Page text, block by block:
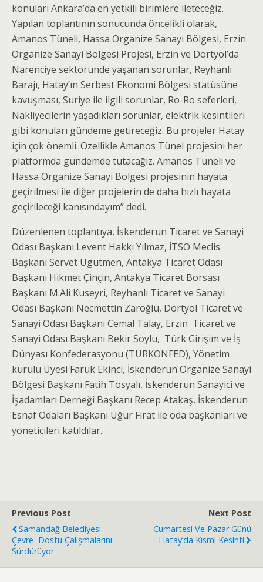
konuları Ankara’da en yetkili birimlere ileteceğiz.
Yapılan toplantının sonucunda öncelikli olarak,
Amanos Tüneli, Hassa Organize Sanayi Bölgesi, Erzin
Organize Sanayi Bölgesi Projesi, Erzin ve Dörtyol’da
Narenciye sektöründe yaşanan sorunlar, Reyhanlı
Barajı, Hatay’ın Serbest Ekonomi Bölgesi statüsüne
kavuşması, Suriye ile ilgili sorunlar, Ro-Ro seferleri,
Nakliyecilerin yaşadıkları sorunlar, elektrik kesintileri
gibi konuları gündeme getireceğiz. Bu projeler Hatay
için çok önemli. Özellikle Amanos Tünel projesini her
platformda gündemde tutacağız. Amanos Tüneli ve
Hassa Organize Sanayi Bölgesi projesinin hayata
geçirilmesi ile diğer projelerin de daha hızlı hayata
geçirileceği kanısındayım” dedi.
Düzenlenen toplantıya, İskenderun Ticaret ve Sanayi
Odası Başkanı Levent Hakkı Yılmaz, İTSO Meclis
Başkanı Servet Ugutmen, Antakya Ticaret Odası
Başkanı Hikmet Çinçin, Antakya Ticaret Borsası
Başkanı M.Ali Kuseyri, Reyhanlı Ticaret ve Sanayi
Odası Başkanı Necmettin Zaroğlu, Dörtyol Ticaret ve
Sanayi Odası Başkanı Cemal Talay, Erzin Ticaret ve
Sanayi Odası Başkanı Bekir Soylu, Türk Girişim ve İş
Dünyası Konfederasyonu (TÜRKONFED), Yönetim
kurulu Üyesi Faruk Ekinci, İskenderun Organize Sanayi
Bölgesi Başkanı Fatih Tosyalı, İskenderun Sanayici ve
İşadamları Derneği Başkanı Recep Atakaş, İskenderun
Esnaf Odaları Başkanı Uğur Fırat ile oda başkanları ve
yöneticileri katıldılar.
Previous Post
Samandağ Belediyesi
Çevre Dostu Çalışmalarını
Sürdürüyor
Next Post
Cumartesi Ve Pazar Günü
Hatay’da Kısmi Kesinti